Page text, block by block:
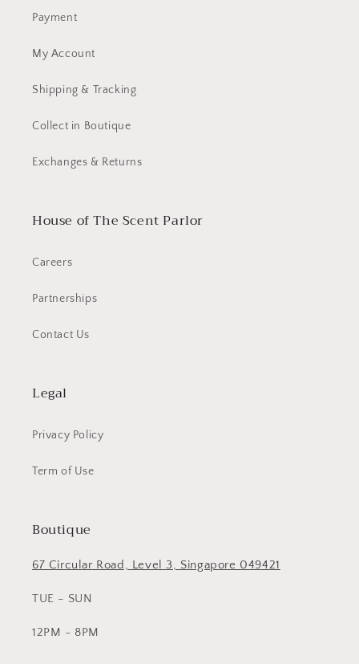
Payment
My Account
Shipping & Tracking
Collect in Boutique
Exchanges & Returns
House of The Scent Parlor
Careers
Partnerships
Contact Us
Legal
Privacy Policy
Term of Use
Boutique
67 Circular Road, Level 3, Singapore 049421
TUE - SUN
12PM - 8PM